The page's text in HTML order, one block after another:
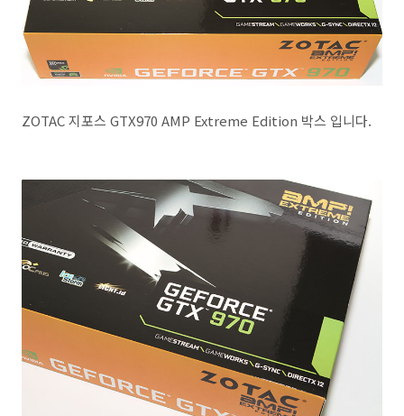
ZOTAC 지포스 GTX970 AMP Extreme Edition 박스 입니다.